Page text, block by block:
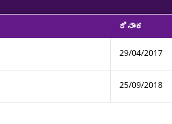
ದಿನಾಂಕ
29/04/2017
25/09/2018